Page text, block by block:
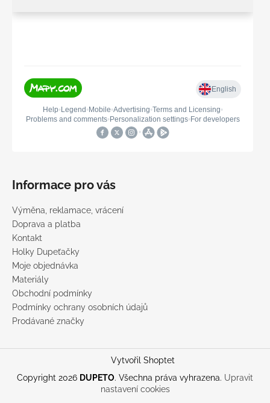
Informace pro vás
Výměna, reklamace, vrácení
Doprava a platba
Kontakt
Holky Dupeťačky
Moje objednávka
Materiály
Obchodní podmínky
Podmínky ochrany osobních údajů
Prodávané značky
Vytvořil Shoptet
Copyright 2026 DUPETO. Všechna práva vyhrazena. Upravit
nastavení cookies